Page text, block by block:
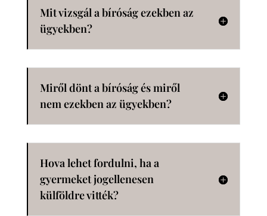
Mit vizsgál a bíróság ezekben az
ügyekben?
Miről dönt a bíróság és miről
nem ezekben az ügyekben?
Hova lehet fordulni, ha a
gyermeket jogellenesen
külföldre vitték?